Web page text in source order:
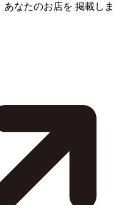
あなたのお店を 掲載しま